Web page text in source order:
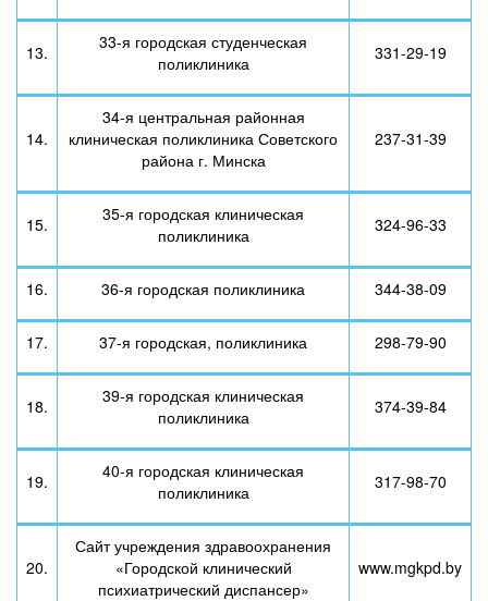
13.
33-я городская студенческая
поликлиника
331-29-19
14.
34-я центральная районная
клиническая поликлиника Советского
района г. Минска
237-31-39
15.
35-я городская клиническая
поликлиника
324-96-33
16. 36-я городская поликлиника 344-38-09
17. 37-я городская, поликлиника 298-79-90
18.
39-я городская клиническая
поликлиника
374-39-84
19.
40-я городская клиническая
поликлиника
317-98-70
20.
Сайт учреждения здравоохранения
«Городской клинический
психиатрический диспансер»
www.mgkpd.by